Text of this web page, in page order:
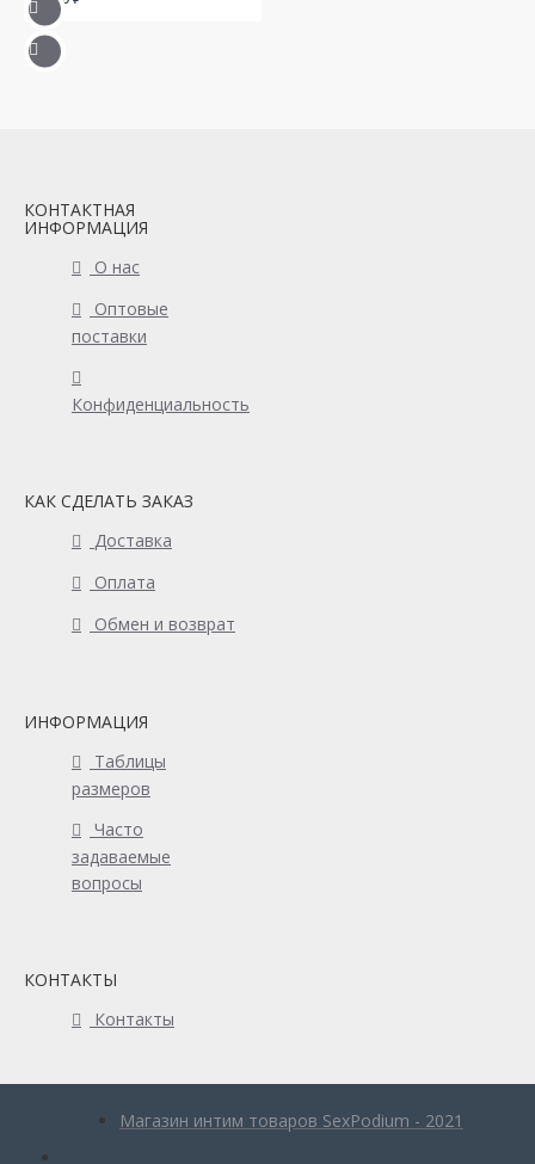
КОНТАКТНАЯ
ИНФОРМАЦИЯ
О нас
Оптовые
поставки
Конфиденциальность
КАК СДЕЛАТЬ ЗАКАЗ
Доставка
Оплата
Обмен и возврат
ИНФОРМАЦИЯ
Таблицы
размеров
Часто
задаваемые
вопросы
КОНТАКТЫ
Контакты
Магазин интим товаров SexPodium - 2021